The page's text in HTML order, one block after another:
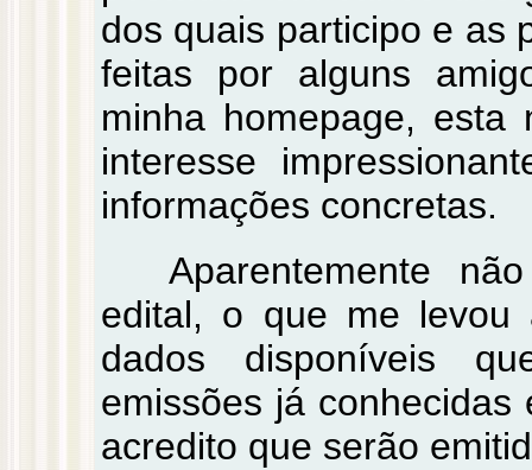
dos quais participo e as
feitas por alguns
minha homepage, esta
interesse
informações concretas.
Aparentemente
edital, o que me levou
dados disponíveis
emissões já
acredito que serão